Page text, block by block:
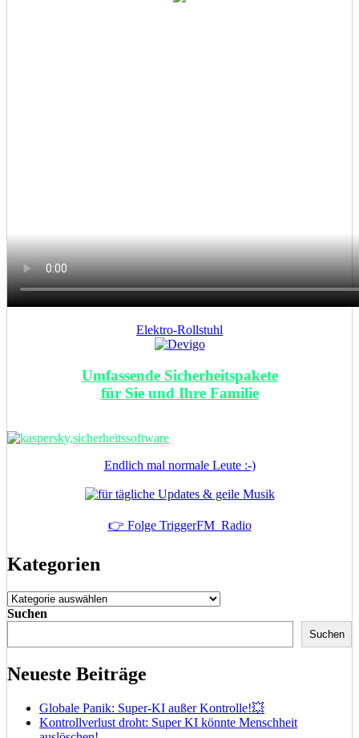
Elektro-Rollstuhl
Umfassende Sicherheitspakete
für Sie und Ihre Familie
Endlich mal normale Leute :-)
👉 Folge TriggerFM_Radio
Kategorien
Kategorien
Suchen
Suchen
Neueste Beiträge
Globale Panik: Super-KI außer Kontrolle!💥
Kontrollverlust droht: Super KI könnte Menschheit